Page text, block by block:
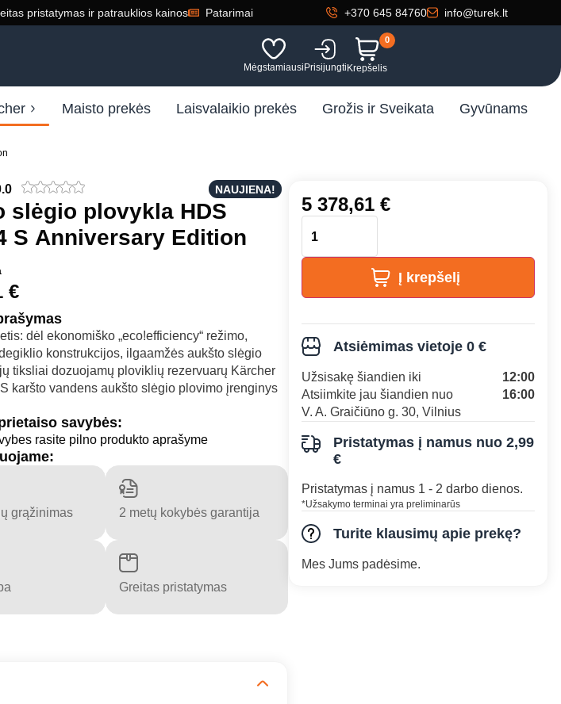
pristatymas ir patrauklios kainos Patarimai +370 645 84760 info@turek.lt
MėgstamiausiPrisijungti
0
Krepšelis
Maisto prekės Laisvalaikio prekės Grožis ir Sveikata Gyvūnams
NAUJIENA!
slėgio plovykla HDS
S Anniversary Edition
€
dėl ekonomiško „eco!efficiency“ režimo,
konstrukcijos, ilgaamžės aukšto slėgio
tiksliai dozuojamų ploviklių rezervuarų Kärcher
karšto vandens aukšto slėgio plovimo įrenginys
savybės:
rasite pilno produkto aprašyme
grąžinimas 2 metų kokybės garantija
Greitas pristatymas
5 378,61 €
Į krepšelį
Atsiėmimas vietoje 0 €
Užsisakę šiandien iki
12:00
Atsiimkite jau šiandien nuo
16:00
V. A. Graičiūno g. 30, Vilnius
Pristatymas į namus nuo 2,99
€
Pristatymas į namus 1 - 2 darbo dienos.
*Užsakymo terminai yra preliminarūs
Turite klausimų apie prekę?
Mes Jums padėsime.